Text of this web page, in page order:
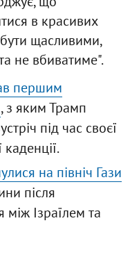
в красивих
щасливими,
не вбиватиме".
першим
, з яким Трамп
під час своєї
на північ Гази
після
Ізраїлем та